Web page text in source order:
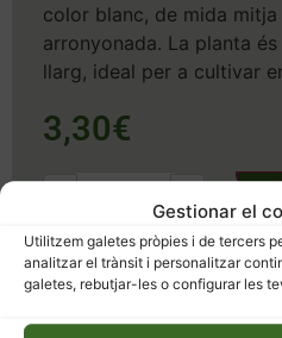
Gestionar el
Utilitzem galetes pròpies i de tercers
analitzar el trànsit i personalitzar
galetes, rebutjar-les o configurar les
color blanc, de mida
arronyonada. La planta
llarg, ideal per a cultivar
3,30€
SKU 394 Categoria